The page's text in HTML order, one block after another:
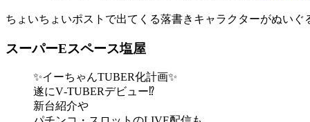
ちょいちょいポストで出てくる落書きキャラクターがぬいぐ
スーパーEスペース塩屋
✨イーちゃんTUBER化計画✨
遂にV‐TUBERデビュー⁉️
新台紹介や